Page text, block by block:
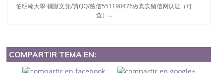
伯明翰大學 補辦文凭/買QQ/薇信551190476做真实留信网认证（可
查）...
COMPARTIR TEMA EN: